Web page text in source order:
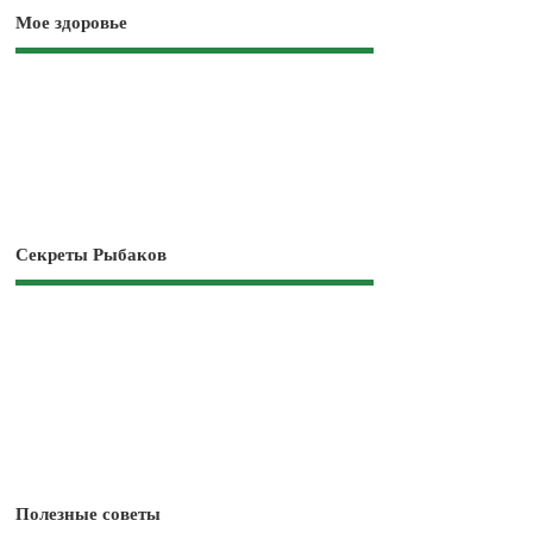
Мое здоровье
Секреты Рыбаков
Полезные советы